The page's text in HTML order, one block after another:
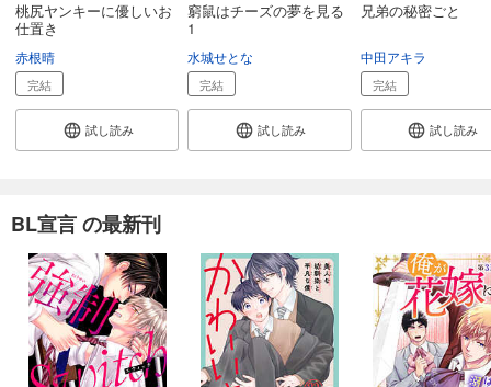
桃尻ヤンキーに優しいお
仕置き
赤根晴
完結
試し読み
窮鼠はチーズの夢を見る
1
水城せとな
完結
試し読み
兄弟の秘密ごと
中田アキラ
完結
試し読み
BL宣言 の最新刊